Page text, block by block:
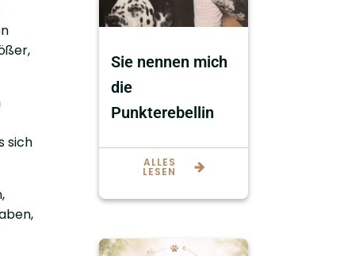
sich
Sie nennen mich
die
Punkterebellin
ALLES
LESEN